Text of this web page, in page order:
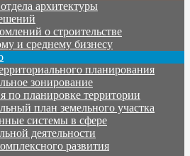
архитектуры
о строительстве
и среднему бизнесу
планирования
зонирование
по планировке территории
план земельного участка
системы в сфере
деятельности
развития